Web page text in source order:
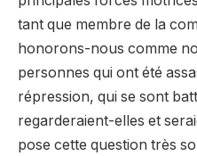
tant que membre de la
honorons-nous comme
personnes qui ont été
répression, qui se sont
regarderaient-elles et
pose cette question très